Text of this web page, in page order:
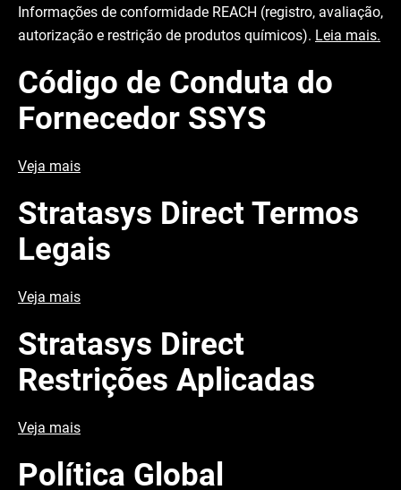
Informações de conformidade REACH (registro, avaliação,
autorização e restrição de produtos químicos). Leia mais.
Código de Conduta do
Fornecedor SSYS
Veja mais
Stratasys Direct Termos
Legais
Veja mais
Stratasys Direct
Restrições Aplicadas
Veja mais
Política Global